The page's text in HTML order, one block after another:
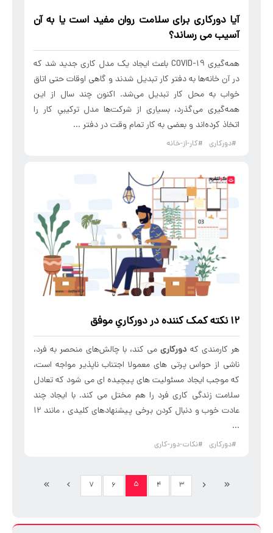
آیادورکاری برای سلامت روان مفید است یا به آن
آسیب می رساند؟
همه‌گیری COVID-19 باعث ایجاد یک مدل کاری جدید شد که
در آن خانه‌ها به دفتر کار تبدیل ‌شدند و گاهی اوقات حتی اتاق
خواب به محل کار تبدیل می‌شد. اکنون چند سال از این
همه‌گیری می‌گذرد، بسیاری از شرکت‌ها مدل ترکیبیِ کار را
اتخاذ کرده‌اند و بعضی به کار تمام وقت در دفتر ...
#دورکاری #کار-از-خانه
12 نکته کمک کننده در دورکاریِ موفق
هر کارمندی که دورکاریمی کند، با چالش‌های منحصر به فرد،
ناشی از حواس پرتی های معمولا اجتناب ناپذیر مواجه است،
که موجب ایجاد مسئولیت های پیچیده ای می شود که تعادل
سلامت زندگی کاری فرد را هم مختل می کند. با ایجاد چند
عادت خوب و دنبال کردن برخی پیشنهادهای کلیدی ، مانند 12
...
#دورکاری #نکات-دور-کاری
۳ ۴ ۵ ۶ ۷